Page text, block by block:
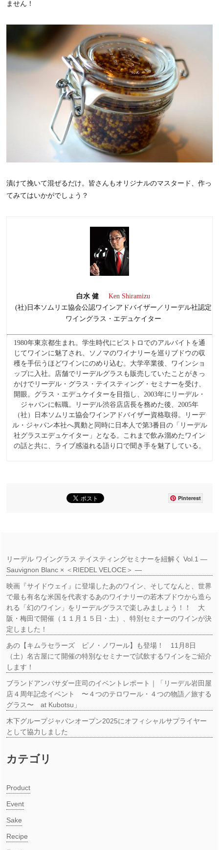
ません！
漬けて挽いて混ぜるだけ。皆さんもオリジナルのマスタード、作っ
てみてはいかがでしょう？
白水 健
Ken Shiramizu
(社)日本ソムリエ協会公認ワインアドバイザー／リーデル社認定
ワイングラス・エデュケイター
1980年東京都生まれ。学生時代にビストロでのアルバイトを通
じてワインに魅了され、ソノマのワイナリーを巡りブドウの収
穫を手伝うほどワインにのめり込む。大学卒業後、ワインショ
ップに入社。店舗でリーデルグラスも販売していたことがきっ
かけでリーデル・グラス・テイスティング・セミナーを受け、
開眼。グラス・エデュケイターを目指し、2003年にリーデル・
ジャパンに転職。リーデル渋谷店店長を務めた後、2005年
（社）日本ソムリエ協会ワインアドバイザー資格取得。リーデ
ル・ジャパン本社へ異動と同時に日本人で第3番目の「リーデル
社グラスエデュケイター」となる。これまで飲み溜めたワイン
の話と共に、ライブ感溢れる語り口で聞き手を魅了している。
Pinterest
リーデル ワイングラス テイスティングセミナーを紐解く Vol.1 ―
Sauvignon Blanc × ＜RIEDEL VELOCE＞ ―
映画『サイドウェイ』に登場したあのワイン、そしてなんと、世界
で最も有名な米国を代表するあのワイナリーの若木ブドウから造ら
れる「幻のワイン」をリーデルグラスで楽しみましょう！！ 大
阪・梅田で開催（１１月１５日・土）、特別セミナーのワインが決
定しました！
あの【キムラセラーズ ピノ・ノワール】も登場！ 11月8日
（土）名古屋にて開催の特別なセミナーで試飲するワインをご紹介
します！
ブランドアンバサダー庄司のイベントレポート｜「リーデル岩田屋
店４周年記念イベント 〜４つのテロワール・４つの物語／旅する
グラス〜 at Kubotsu」
木下グループジャパンオープン2025にオフィシャルサプライヤー
として協力しました
カテゴリ
Product
Event
Sake
Recipe